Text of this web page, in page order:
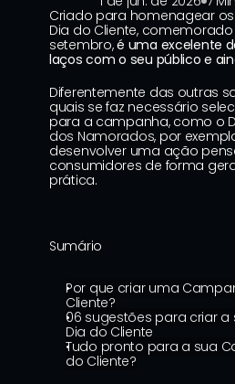
Criado para homenagear
Dia do Cliente, comemorado
setembro, é uma excelente
laços com o seu público e
Diferentemente das outras
quais se faz necessário
para a campanha, como o
dos Namorados, por
desenvolver uma ação
consumidores de forma
prática.
Sumário
Por que criar uma
Cliente?
06 sugestões para criar
Dia do Cliente
Tudo pronto para a sua
do Cliente?